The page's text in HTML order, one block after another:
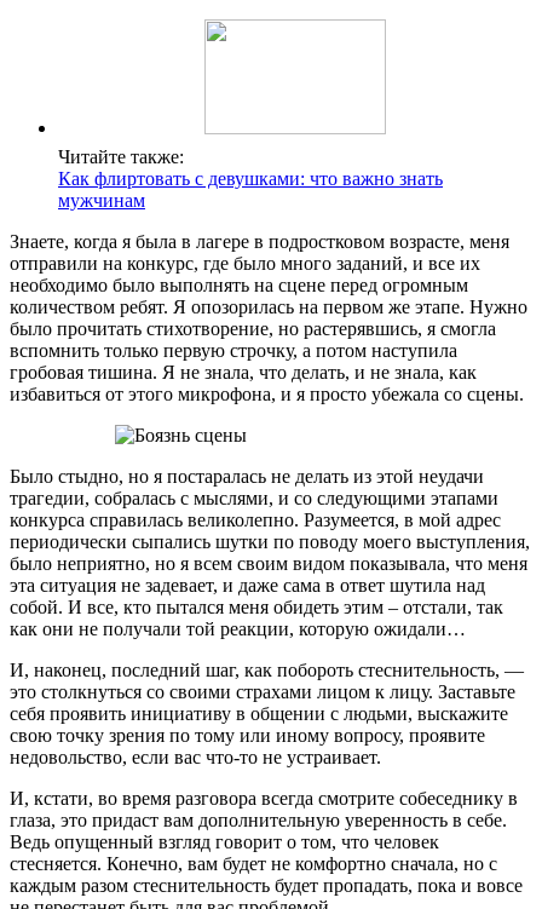
Читайте также:
Как флиртовать с девушками: что важно знать
мужчинам
Знаете, когда я была в лагере в подростковом возрасте, меня
отправили на конкурс, где было много заданий, и все их
необходимо было выполнять на сцене перед огромным
количеством ребят. Я опозорилась на первом же этапе. Нужно
было прочитать стихотворение, но растерявшись, я смогла
вспомнить только первую строчку, а потом наступила
гробовая тишина. Я не знала, что делать, и не знала, как
избавиться от этого микрофона, и я просто убежала со сцены.
Было стыдно, но я постаралась не делать из этой неудачи
трагедии, собралась с мыслями, и со следующими этапами
конкурса справилась великолепно. Разумеется, в мой адрес
периодически сыпались шутки по поводу моего выступления,
было неприятно, но я всем своим видом показывала, что меня
эта ситуация не задевает, и даже сама в ответ шутила над
собой. И все, кто пытался меня обидеть этим – отстали, так
как они не получали той реакции, которую ожидали…
И, наконец, последний шаг, как побороть стеснительность, —
это столкнуться со своими страхами лицом к лицу. Заставьте
себя проявить инициативу в общении с людьми, выскажите
свою точку зрения по тому или иному вопросу, проявите
недовольство, если вас что-то не устраивает.
И, кстати, во время разговора всегда смотрите собеседнику в
глаза, это придаст вам дополнительную уверенность в себе.
Ведь опущенный взгляд говорит о том, что человек
стесняется. Конечно, вам будет не комфортно сначала, но с
каждым разом стеснительность будет пропадать, пока и вовсе